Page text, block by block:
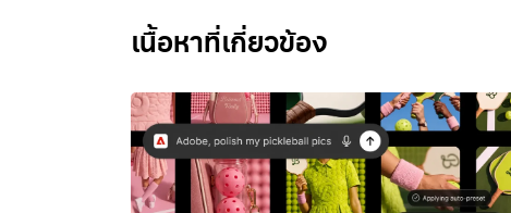
Related Posts